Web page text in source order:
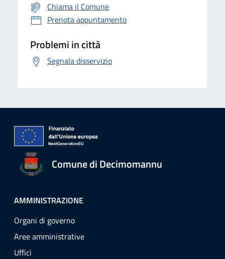
Chiama il Comune
Prenota appuntamento
Problemi in città
Segnala disservizio
Comune di Decimomannu
AMMINISTRAZIONE
Organi di governo
Aree amministrative
Uffici